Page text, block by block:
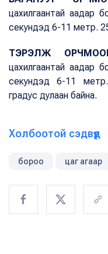
цахилгаантай аадар
секундэд 6-11 метр.
ТЭРЭЛЖ
цахилгаантай аадар
секундэд 6-11
градус дулаан байна.
Холбоотой сэдвүүд
бороо цаг агаар